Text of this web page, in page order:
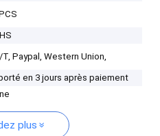
Paypal, Western Union,
en 3 jours après paiement
plus